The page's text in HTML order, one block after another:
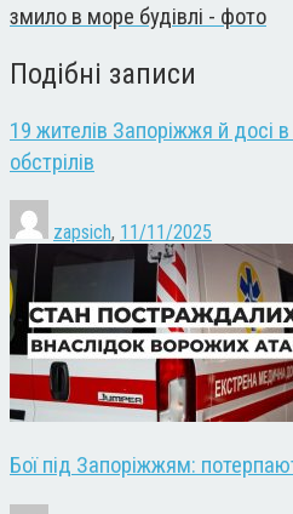
змило в море будівлі - фото
Подібні записи
19 жителів Запоріжжя й досі
обстрілів
zapsich, 11/11/2025
Бої під Запоріжжям: